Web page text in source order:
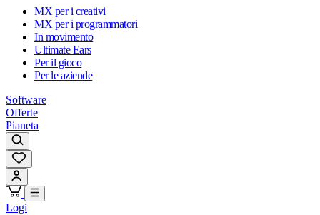
MX per i creativi
MX per i programmatori
In movimento
Ultimate Ears
Per il gioco
Per le aziende
Software
Offerte
Pianeta
Logi